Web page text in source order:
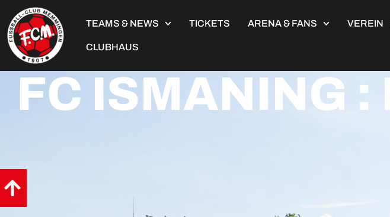
TEAMS & NEWS TICKETS ARENA & FANS VEREIN
CLUBHAUS
FC ISMANING :